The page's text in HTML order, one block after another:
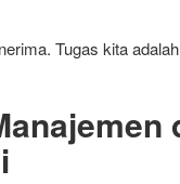
Tugas kita